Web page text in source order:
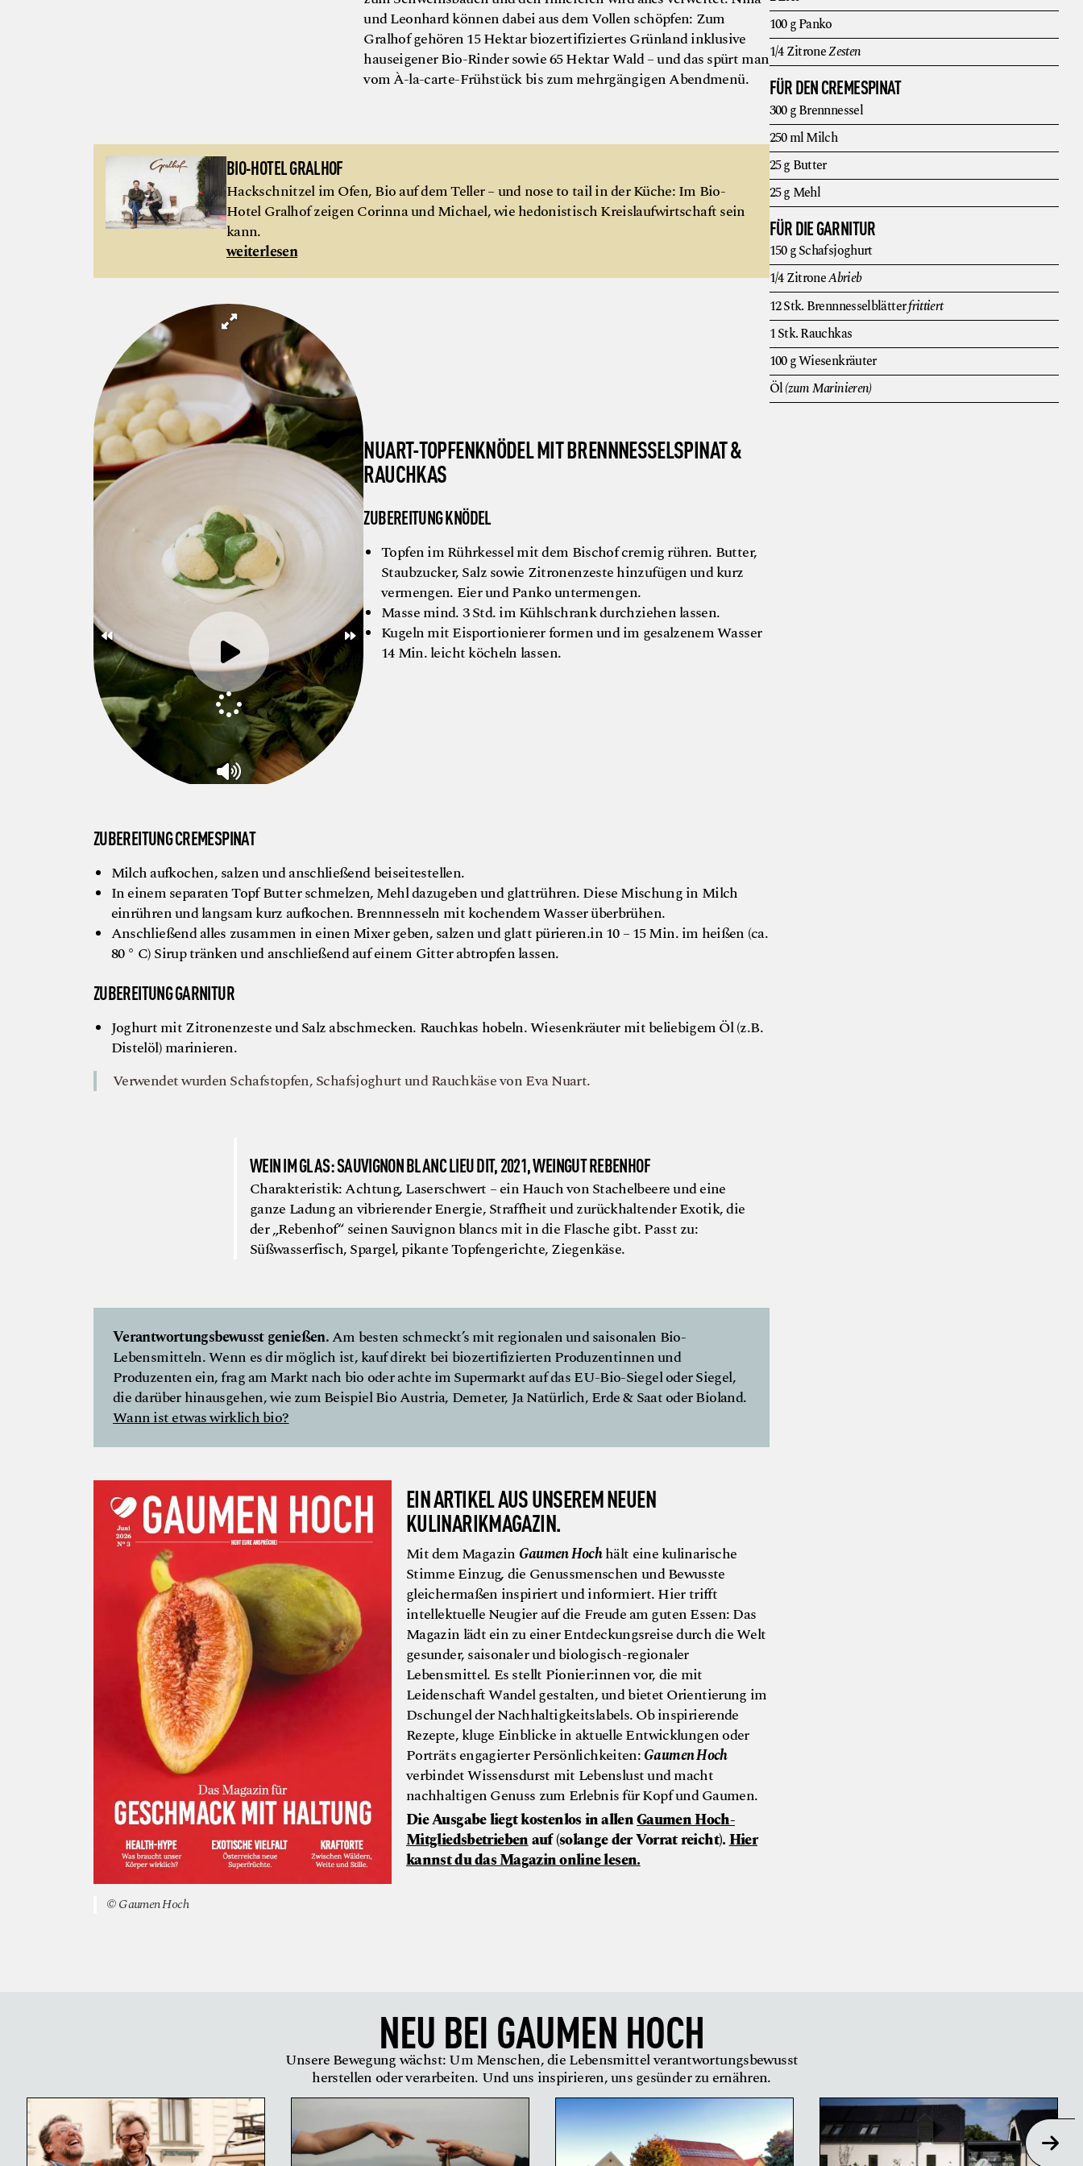
und Leonhard können dabei aus dem Vollen schöpfen: Zum
Gralhof gehören 15 Hektar biozertifiziertes Grünland inklusive
hauseigener Bio-Rinder sowie 65 Hektar Wald – und das spürt man
vom À-la-carte-Frühstück bis zum mehrgängigen Abendmenü.
BIO-HOTEL GRALHOF
Hackschnitzel im Ofen, Bio auf dem Teller – und nose to tail in der Küche: Im Bio-
Hotel Gralhof zeigen Corinna und Michael, wie hedonistisch Kreislaufwirtschaft sein
kann.
weiterlesen
NUART-TOPFENKNÖDEL MIT BRENNNESSELSPINAT &
RAUCHKAS
ZUBEREITUNG KNÖDEL
Topfen im Rührkessel mit dem Bischof cremig rühren. Butter,
Staubzucker, Salz sowie Zitronenzeste hinzufügen und kurz
vermengen. Eier und Panko untermengen.
Masse mind. 3 Std. im Kühlschrank durchziehen lassen.
Kugeln mit Eisportionierer formen und im gesalzenem Wasser
14 Min. leicht köcheln lassen.
ZUBEREITUNG CREMESPINAT
Milch aufkochen, salzen und anschließend beiseitestellen.
In einem separaten Topf Butter schmelzen, Mehl dazugeben und glattrühren. Diese Mischung in Milch
einrühren und langsam kurz aufkochen. Brennnesseln mit kochendem Wasser überbrühen.
Anschließend alles zusammen in einen Mixer geben, salzen und glatt pürieren.in 10 – 15 Min. im heißen (ca.
80 ° C) Sirup tränken und anschließend auf einem Gitter abtropfen lassen.
ZUBEREITUNG GARNITUR
Joghurt mit Zitronenzeste und Salz abschmecken. Rauchkas hobeln. Wiesenkräuter mit beliebigem Öl (z.B.
Distelöl) marinieren.
Verwendet wurden Schafstopfen, Schafsjoghurt und Rauchkäse von Eva Nuart.
WEIN IM GLAS: SAUVIGNON BLANC LIEU DIT, 2021, WEINGUT REBENHOF
Charakteristik: Achtung, Laserschwert – ein Hauch von Stachelbeere und eine
ganze Ladung an vibrierender Energie, Straffheit und zurückhaltender Exotik, die
der „Rebenhof“ seinen Sauvignon blancs mit in die Flasche gibt. Passt zu:
Süßwasserfisch, Spargel, pikante Topfengerichte, Ziegenkäse.
Verantwortungsbewusst genießen.Am besten schmeckt’s mit regionalen und saisonalen Bio-
Lebensmitteln. Wenn es dir möglich ist, kauf direkt bei biozertifizierten Produzentinnen und
Produzenten ein, frag am Markt nach bio oder achte im Supermarkt auf das EU-Bio-Siegel oder Siegel,
die darüber hinausgehen, wie zum Beispiel Bio Austria, Demeter, Ja Natürlich, Erde & Saat oder Bioland.
Wann ist etwas wirklich bio?
© Gaumen Hoch
EIN ARTIKEL AUS UNSEREM NEUEN
KULINARIKMAGAZIN.
Mit dem MagazinGaumen Hochhält eine kulinarische
Stimme Einzug, die Genussmenschen und Bewusste
gleichermaßen inspiriert und informiert. Hier trifft
intellektuelle Neugier auf die Freude am guten Essen: Das
Magazin lädt ein zu einer Entdeckungsreise durch die Welt
gesunder, saisonaler und biologisch-regionaler
Lebensmittel. Es stellt Pionier:innen vor, die mit
Leidenschaft Wandel gestalten, und bietet Orientierung im
Dschungel der Nachhaltigkeitslabels. Ob inspirierende
Rezepte, kluge Einblicke in aktuelle Entwicklungen oder
Porträts engagierter Persönlichkeiten:Gaumen Hoch
verbindet Wissensdurst mit Lebenslust und macht
nachhaltigen Genuss zum Erlebnis für Kopf und Gaumen.
Die Ausgabe liegt kostenlos in allenGaumen Hoch-
Mitgliedsbetriebenauf(solange der Vorrat reicht).Hier
kannst du das Magazin online lesen.
100gPanko
1/4ZitroneZesten
FÜR DEN CREMESPINAT
300gBrennnessel
250mlMilch
25g Butter
25g Mehl
FÜR DIE GARNITUR
150gSchafsjoghurt
1/4ZitroneAbrieb
12Stk. Brennnesselblätterfrittiert
1Stk.Rauchkas
100gWiesenkräuter
Öl(zum Marinieren)
NEU BEIGAUMEN HOCH
Unsere Bewegung wächst: Um Menschen, die Lebensmittel verantwortungsbewusst
herstellen oder verarbeiten. Und uns inspirieren, uns gesünder zu ernähren.